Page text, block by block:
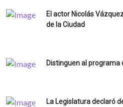
El actor Nicolás
de la Ciudad
Distinguen al programa
La Legislatura declaró